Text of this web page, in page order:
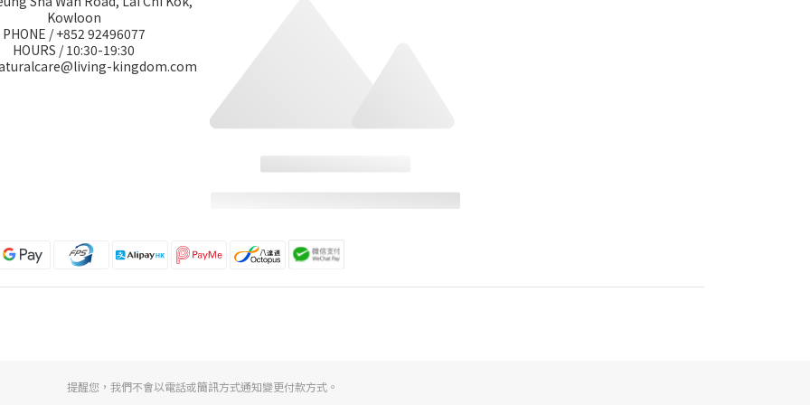
Kowloon
PHONE / +852 92496077
HOURS / 10:30-19:30
kingdom.com
提醒您，我們不會以電話或簡訊方式通知變更付款方式。